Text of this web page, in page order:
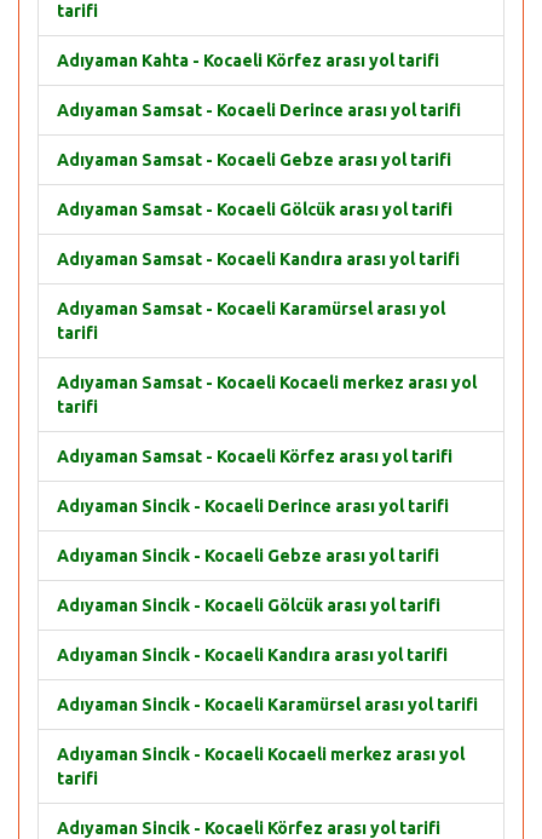
tarifi
Adıyaman Kahta - Kocaeli Körfez arası yol tarifi
Adıyaman Samsat - Kocaeli Derince arası yol tarifi
Adıyaman Samsat - Kocaeli Gebze arası yol tarifi
Adıyaman Samsat - Kocaeli Gölcük arası yol tarifi
Adıyaman Samsat - Kocaeli Kandıra arası yol tarifi
Adıyaman Samsat - Kocaeli Karamürsel arası yol
tarifi
Adıyaman Samsat - Kocaeli Kocaeli merkez arası yol
tarifi
Adıyaman Samsat - Kocaeli Körfez arası yol tarifi
Adıyaman Sincik - Kocaeli Derince arası yol tarifi
Adıyaman Sincik - Kocaeli Gebze arası yol tarifi
Adıyaman Sincik - Kocaeli Gölcük arası yol tarifi
Adıyaman Sincik - Kocaeli Kandıra arası yol tarifi
Adıyaman Sincik - Kocaeli Karamürsel arası yol tarifi
Adıyaman Sincik - Kocaeli Kocaeli merkez arası yol
tarifi
Adıyaman Sincik - Kocaeli Körfez arası yol tarifi